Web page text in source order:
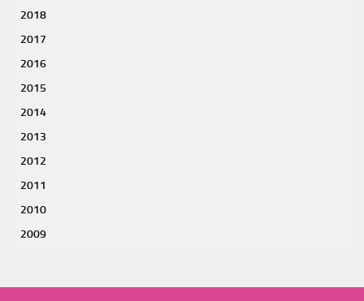
2018
2017
2016
2015
2014
2013
2012
2011
2010
2009